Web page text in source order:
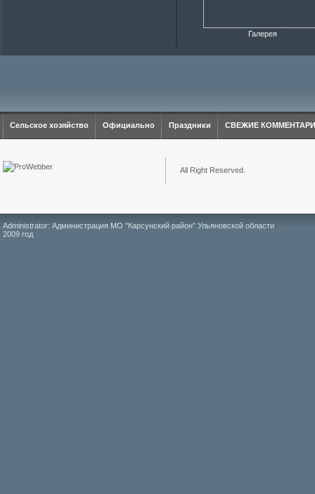
Галерея
Сельское хозяйство Официально Праздники СВЕЖИЕ
All Right Reserved.
Administrator: Администрация МО "Карсунский район" Ульяновской области
2009 год